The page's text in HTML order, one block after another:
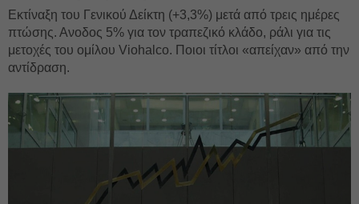
Εκτίναξη του Γενικού Δείκτη (+3,3%) μετά από τρεις ημέρες
πτώσης. Ανοδος 5% για τον τραπεζικό κλάδο, ράλι για τις
μετοχές του ομίλου Viohalco. Ποιοι τίτλοι «απείχαν» από την
αντίδραση.